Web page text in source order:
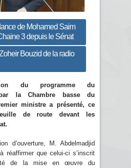
de Mohamed Saim
3 depuis le Sénat
Bouzid de la radio
du programme du
par la Chambre basse du
ministre a présenté, ce
de route devant les
d’ouverture, M. Abdelmadjid
réaffirmer que celui-ci s’inscrit
de la mise en œuvre du